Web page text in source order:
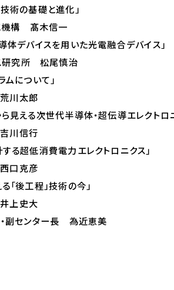
術の基礎と進化」
木信一
体デバイスを用いた光電融合デバイス」
松尾慎治
ムについて」
太郎
見える次世代半導体・超伝導エレクトロ
信行
する超低消費電力エレクトロニクス」
克彦
「後工程」技術の今」
史大
・副センター長 為近恵美